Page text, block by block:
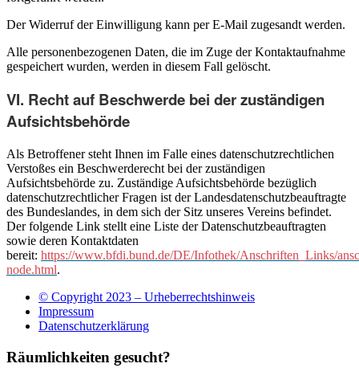
Der Widerruf der Einwilligung kann per E-Mail zugesandt werden.
Alle personenbezogenen Daten, die im Zuge der Kontaktaufnahme
gespeichert wurden, werden in diesem Fall gelöscht.
VI. Recht auf Beschwerde bei der zuständigen
Aufsichtsbehörde
Als Betroffener steht Ihnen im Falle eines datenschutzrechtlichen
Verstoßes ein Beschwerderecht bei der zuständigen
Aufsichtsbehörde zu. Zuständige Aufsichtsbehörde bezüglich
datenschutzrechtlicher Fragen ist der Landesdatenschutzbeauftragte
des Bundeslandes, in dem sich der Sitz unseres Vereins befindet.
Der folgende Link stellt eine Liste der Datenschutzbeauftragten
sowie deren Kontaktdaten
bereit: https://www.bfdi.bund.de/DE/Infothek/Anschriften_Links/
node.html.
© Copyright 2023 – Urheberrechtshinweis
Impressum
Datenschutzerklärung
Räumlichkeiten gesucht?